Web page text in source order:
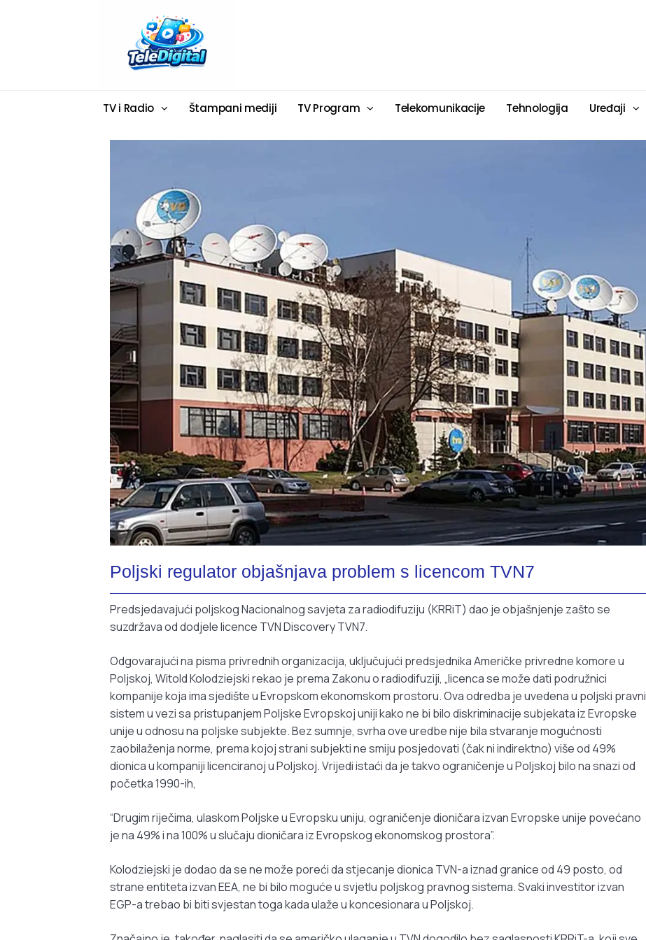
TV i Radio Štampani mediji TV Program Telekomunikacije Tehnologija Uređaji
Poljski regulator objašnjava problem s licencom TVN7
Predsjedavajući poljskog Nacionalnog savjeta za radiodifuziju (KRRiT) dao je objašnjenje zašto se
suzdržava od dodjele licence TVN Discovery TVN7.
Odgovarajući na pisma privrednih organizacija, uključujući predsjednika Američke privredne komore u
Poljskoj, Witold Kolodziejski rekao je prema Zakonu o radiodifuziji, „licenca se može dati podružnici
kompanije koja ima sjedište u Evropskom ekonomskom prostoru. Ova odredba je uvedena u poljski pravni
sistem u vezi sa pristupanjem Poljske Evropskoj uniji kako ne bi bilo diskriminacije subjekata iz Evropske
unije u odnosu na poljske subjekte. Bez sumnje, svrha ove uredbe nije bila stvaranje mogućnosti
zaobilaženja norme, prema kojoj strani subjekti ne smiju posjedovati (čak ni indirektno) više od 49%
dionica u kompaniji licenciranoj u Poljskoj. Vrijedi istaći da je takvo ograničenje u Poljskoj bilo na snazi ​​od
početka 1990-ih,
“Drugim riječima, ulaskom Poljske u Evropsku uniju, ograničenje dioničara izvan Evropske unije povećano
je na 49% i na 100% u slučaju dioničara iz Evropskog ekonomskog prostora”.
Kolodziejski je dodao da se ne može poreći da stjecanje dionica TVN-a iznad granice od 49 posto, od
strane entiteta izvan EEA, ne bi bilo moguće u svjetlu poljskog pravnog sistema. Svaki investitor izvan
EGP-a trebao bi biti svjestan toga kada ulaže u koncesionara u Poljskoj.